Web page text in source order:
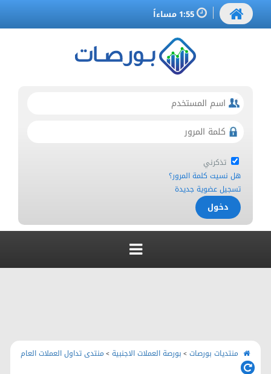
تذكرني
هل نسيت كلمة المرور؟
تسجيل عضوية جديدة
الرئيسية
منتديات بورصات > بورصة العملات الاجنبية > منتدى تداول العملات العام